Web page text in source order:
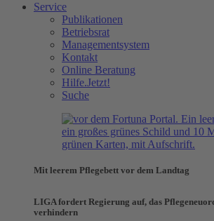
Service
Publikationen
Betriebsrat
Managementsystem
Kontakt
Online Beratung
Hilfe.Jetzt!
Suche
Mit leerem Pflegebett vor dem Landtag
LIGA fordert Regierung auf, das
verhindern